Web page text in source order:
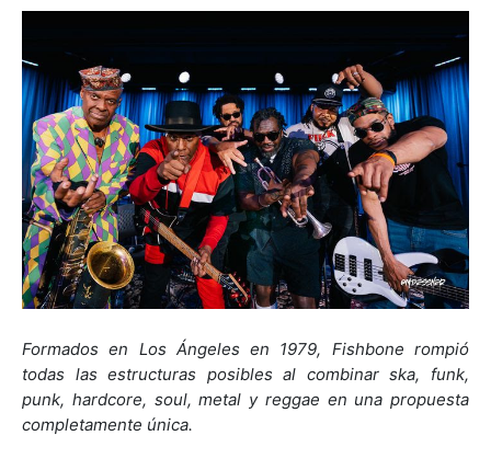
Formados en Los Ángeles en 1979, Fishbone rompió
todas las estructuras posibles al combinar ska, funk,
punk, hardcore, soul, metal y reggae en una propuesta
completamente única.